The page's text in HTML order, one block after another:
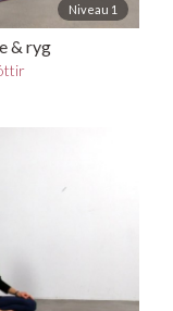
Niveau 1
& ryg